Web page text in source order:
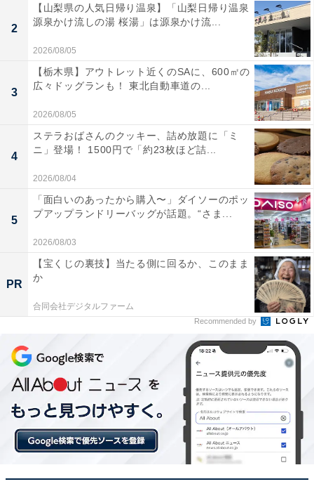
2
【山梨県の人気日帰り温泉】「山梨日帰り温泉
源泉かけ流しの湯 桜湯」は源泉かけ流...
2026/08/05
3
【栃木県】アウトレット近くのSAに、600㎡の
広々ドッグランも！ 東北自動車道の...
2026/08/05
4
ステラおばさんのクッキー、詰め放題に「ミ
ニ」登場！ 1500円で「約23枚ほど詰...
2026/08/04
5
「面白いのあったから購入〜」ダイソーのポッ
プアップランドリーバッグが話題。“さま...
2026/08/03
PR
【宝くじの裏技】当たる側に回るか、このまま
か
合同会社デジタルファーム
Recommended by